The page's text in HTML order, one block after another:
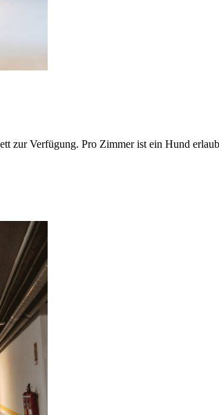
Verfügung. Pro Zimmer ist ein Hund